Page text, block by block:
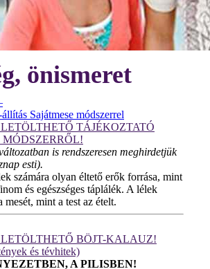
önismeret
Sajátmese módszerrel
TÁJÉKOZTATÓ
MÓDSZERRŐL!
is rendszeresen meghirdetjük
esti).
számára olyan éltető erők forrása, mint
és egészséges táplálék. A lélek
mesét, mint a test az ételt.
BÖJT-KALAUZ!
és tévhitek)
A PILISBEN!